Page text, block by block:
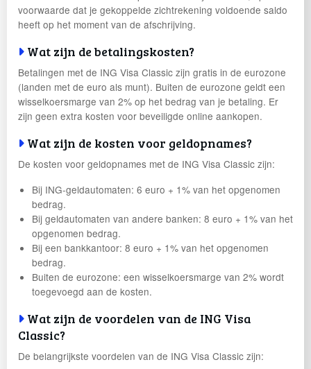
voorwaarde dat je gekoppelde zichtrekening voldoende saldo
heeft op het moment van de afschrijving.
Wat zijn de betalingskosten?
Betalingen met de ING Visa Classic zijn gratis in de eurozone
(landen met de euro als munt). Buiten de eurozone geldt een
wisselkoersmarge van 2% op het bedrag van je betaling. Er
zijn geen extra kosten voor beveiligde online aankopen.
Wat zijn de kosten voor geldopnames?
De kosten voor geldopnames met de ING Visa Classic zijn:
Bij ING-geldautomaten: 6 euro + 1% van het opgenomen
bedrag.
Bij geldautomaten van andere banken: 8 euro + 1% van het
opgenomen bedrag.
Bij een bankkantoor: 8 euro + 1% van het opgenomen
bedrag.
Buiten de eurozone: een wisselkoersmarge van 2% wordt
toegevoegd aan de kosten.
Wat zijn de voordelen van de ING Visa
Classic?
De belangrijkste voordelen van de ING Visa Classic zijn: